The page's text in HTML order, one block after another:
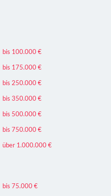
bis 100.000 €
bis 175.000 €
bis 250.000 €
bis 350.000 €
bis 500.000 €
bis 750.000 €
über 1.000.000 €
bis 75.000 €